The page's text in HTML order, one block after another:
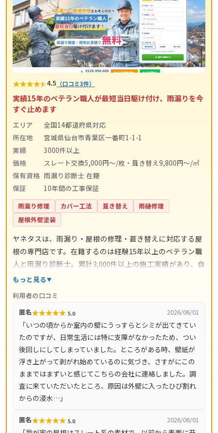
★★★★★4.5 （口コミ3件）
実績15年のベテラン職人が最短当日駆け付け、雨漏りを今
すぐ止めます
エリア
全国14都道府県対応
所在地
宮城県仙台市青葉区一番町1-1-1
実績
3000件以上
価格
スレート交換5,000円〜/枚・葺き替え9,800円〜/㎡
保有資格 雨漏り診断士 在籍
保証
10年間の工事保証
雨漏り修理 カバー工法 葺き替え
雨樋修理
屋根外壁塗装
ヤネタスは、雨漏り・屋根の修理・葺き替えに対応する屋
根の専門店です。在籍するのは経験15年以上のベテラン職
人と雨漏り診断士。累計3,000件以上の施工実績があり、自
社職人による直接施工のため中間マージンがかかりませ
葺き替え9,800円〜/㎡など工事別の料金目安を公開し、施
工後は10年間の工事保証付き。ドローン調査を含む現地調
査・お見積り・出張費は無料です。全国14都道府県対応
で、LINE・メールは24時間受付、最短即日で駆けつけま
す。
もっと見る
利用者の口コミ
匿名★★★★★ 5.0 2026/06/01
「いつの頃からか室内の壁にうっすらとシミが出てきてい
たのですが、日常生活には特に支障がなかったため、つい
後回しにしてしまっていました。ところがある時、壁紙が
浮き上がって剥がれ始めているのに気づき、さすがにこの
ままではまずいと感じてこちらの会社に連絡しました。調
査に来ていただいたところ、原因は外壁に入ったひび割れ
からの浸水…」
匿名★★★★★ 5.0 2026/06/01